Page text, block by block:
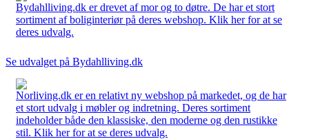
Bydahlliving.dk er drevet af mor og to døtre. De har et stort
sortiment af boliginteriør på deres webshop. Klik her for at se
deres udvalg.
Se udvalget på Bydahlliving.dk
Norliving.dk er en relativt ny webshop på markedet, og de har
et stort udvalg i møbler og indretning. Deres sortiment
indeholder både den klassiske, den moderne og den rustikke
stil. Klik her for at se deres udvalg.